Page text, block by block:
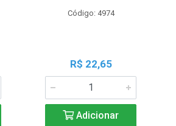
Código: 4974
R$ 22,65
Adicionar